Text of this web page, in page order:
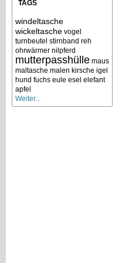
TAGS
windeltasche
wickeltasche vogel
turnbeutel stirnband reh
ohrwärmer nilpferd
mutterpasshülle maus
maltasche malen kirsche igel
hund fuchs eule esel elefant
apfel
Weiter...